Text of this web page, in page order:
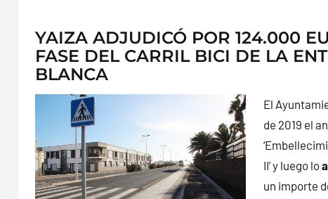
YAIZA ADJUDICÓ POR 124.000
FASE DEL CARRIL BICI DE LA
BLANCA
El
de 2019 el
II’ y luego lo
un importe